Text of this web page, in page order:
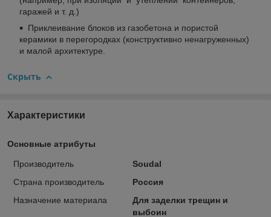
гаражей и т. д.)
Приклеивание блоков из газобетона и пористой
керамики в перегородках (конструктивно ненагруженных)
и малой архитектуре.
Скрыть
Характеристики
Основные атрибуты
Производитель
Soudal
Страна производитель
Россия
Назначение материала
Для заделки трещин и
выбоин